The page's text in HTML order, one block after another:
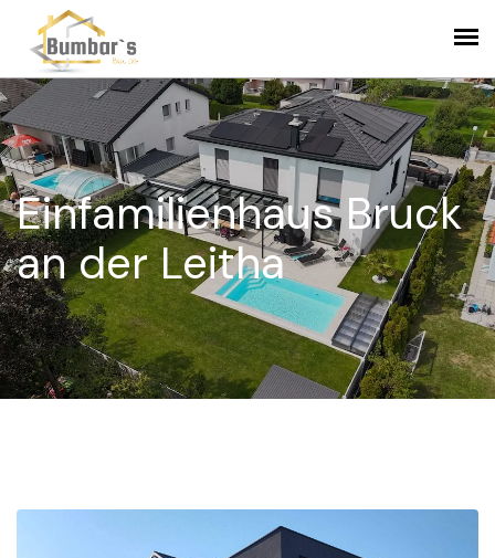
Einfamilienhaus Bruck
an der Leitha